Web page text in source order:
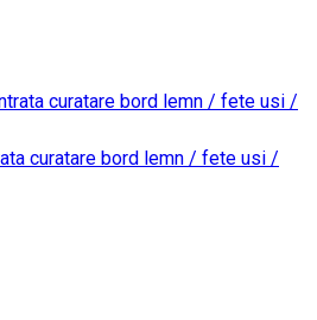
curatare bord lemn / fete usi /